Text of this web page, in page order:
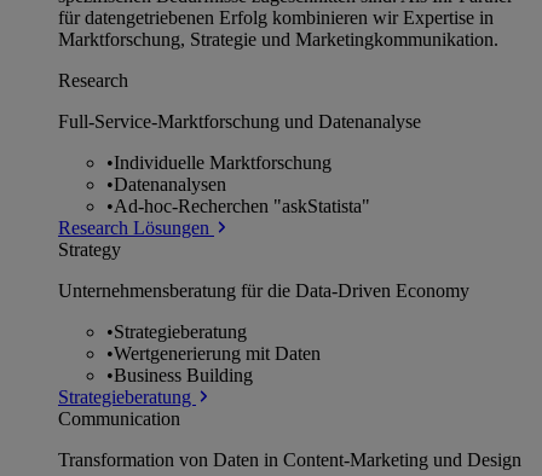
für datengetriebenen Erfolg kombinieren wir Expertise in
Marktforschung, Strategie und Marketingkommunikation.
Research
Full-Service-Marktforschung und Datenanalyse
•Individuelle Marktforschung
•Datenanalysen
•Ad-hoc-Recherchen "askStatista"
Research Lösungen
Strategy
Unternehmens­beratung für die Data-Driven Economy
•Strategieberatung
•Wertgenerierung mit Daten
•Business Building
Strategieberatung
Communication
Transformation von Daten in Content-Marketing und Design